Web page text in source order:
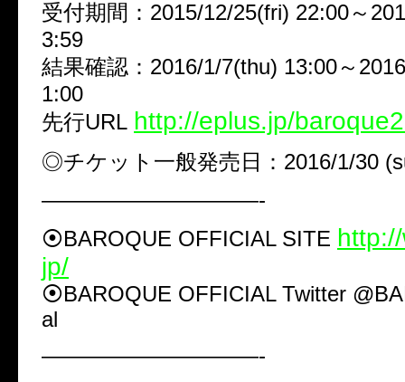
受付期間：2015/12/25(fri) 22:00～
3:59
結果確認：2016/1/7(thu) 13:00～
1:00
先行URL http://eplus.jp/
◎チケット一般発売日：2016/1/30
——————————-
⦿BAROQUE OFFICIAL SITE
jp/
⦿BAROQUE OFFICIAL Twitter
al
——————————-